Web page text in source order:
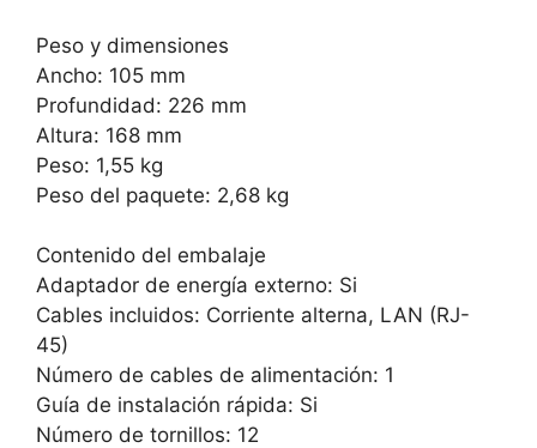
Peso y dimensiones
Ancho: 105 mm
Profundidad: 226 mm
Altura: 168 mm
Peso: 1,55 kg
Peso del paquete: 2,68 kg
Contenido del embalaje
Adaptador de energía externo: Si
Cables incluidos: Corriente alterna, LAN (RJ-
45)
Número de cables de alimentación: 1
Guía de instalación rápida: Si
Número de tornillos: 12